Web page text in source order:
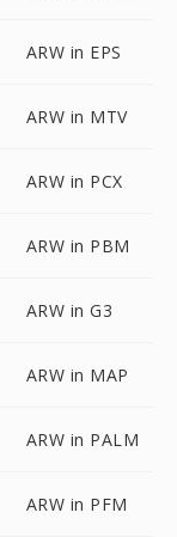
ARW in EPS
ARW in MTV
ARW in PCX
ARW in PBM
ARW in G3
ARW in MAP
ARW in PALM
ARW in PFM